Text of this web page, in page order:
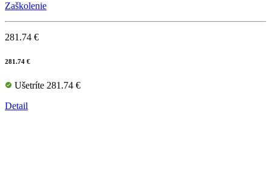
Zaškolenie
281.74 €
281.74 €
Ušetríte 281.74 €
Detail